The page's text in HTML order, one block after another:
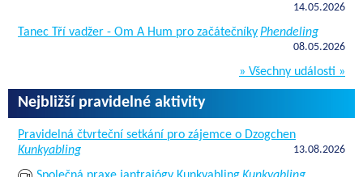
14.05.2026
Tanec Tří vadžer - Om A Hum pro začátečníkyPhendeling
08.05.2026
» Všechny události »
Nejbližší pravidelné aktivity
Pravidelná čtvrteční setkání pro zájemce o Dzogchen
Kunkyabling
13.08.2026